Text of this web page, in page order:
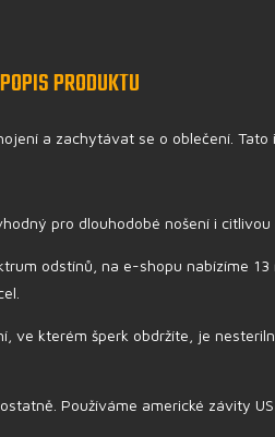
PRODUKTU
a zachytávat se o oblečení.
pro dlouhodobé nošení i citlivou
odstínů, na e-shopu nabízíme
ve kterém šperk obdržíte, je
Používáme americké závity